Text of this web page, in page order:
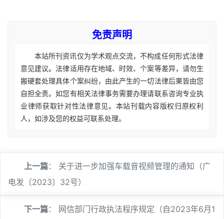
免责声明
本站所刊资讯仅为学术观点交流，不构成任何形式法律
意见建议。法律适用存在地域、时效、个案等差异，请勿生
搬硬套处理具体个案纠纷，由此产生的一切法律后果皆由您
自担全责。如您有相关法律事务需要办理请联系咨询专业执
业律师获取针对性法律意见。本站刊载内容版权归原权利
人，如涉及您的权益可联系处理。
上一篇： 关于进一步加强车载音视频管理的通知（广
电发〔2023〕32号）
下一篇： 网信部门行政执法程序规定（自2023年6月1